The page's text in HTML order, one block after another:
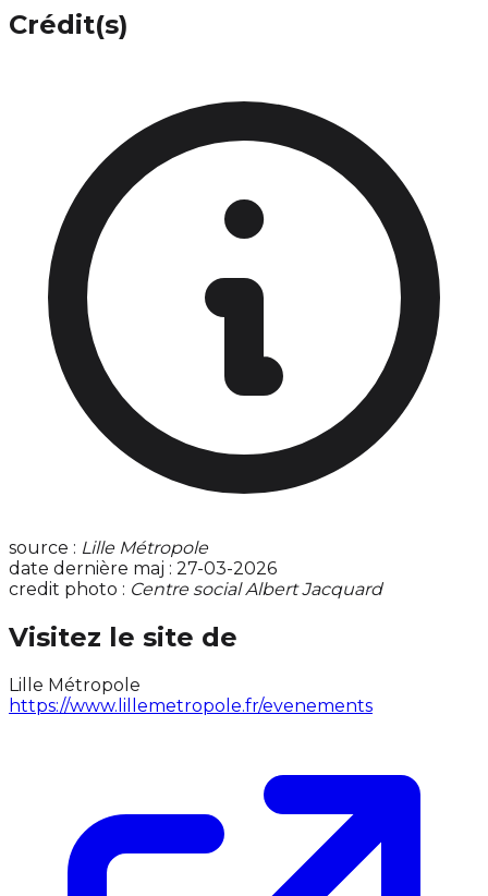
Crédit(s)
source : Lille Métropole
date dernière maj : 27-03-2026
credit photo : Centre social Albert Jacquard
Visitez le site de
Lille Métropole
https://www.lillemetropole.fr/evenements